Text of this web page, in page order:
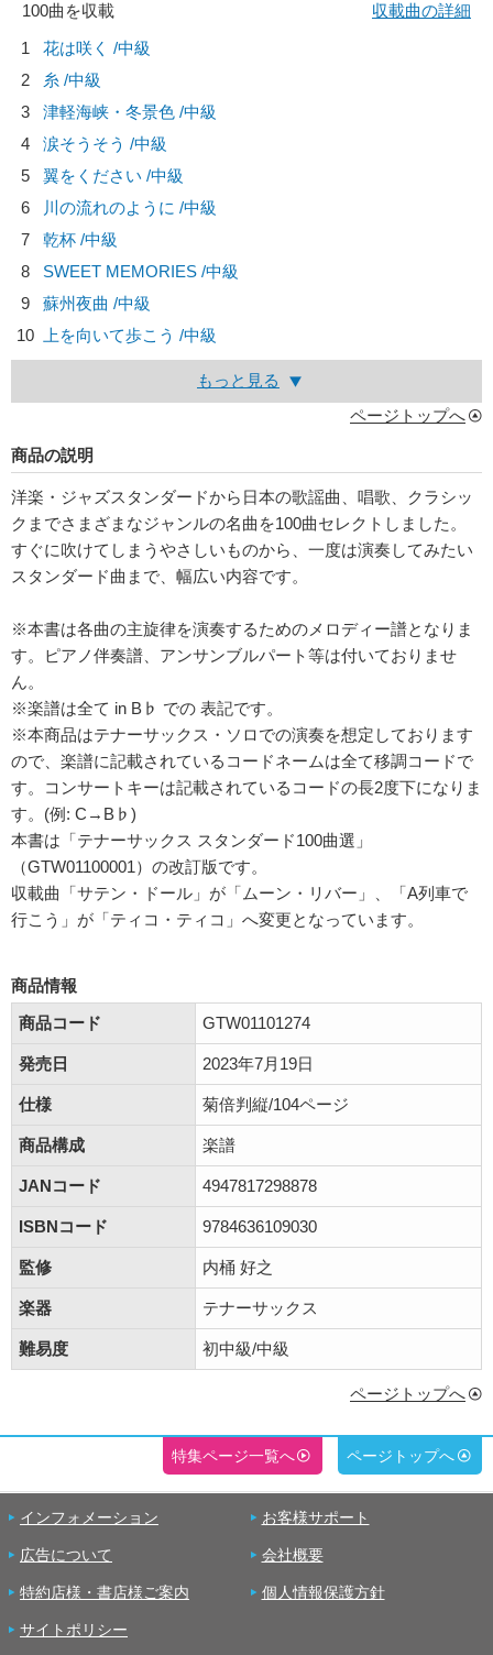
100曲を収載
収載曲の詳細
1
花は咲く /中級
2
糸 /中級
3
津軽海峡・冬景色 /中級
4
涙そうそう /中級
5
翼をください /中級
6
川の流れのように /中級
7
乾杯 /中級
8
SWEET MEMORIES /中級
9
蘇州夜曲 /中級
10
上を向いて歩こう /中級
もっと見る
ページトップへ
商品の説明
洋楽・ジャズスタンダードから日本の歌謡曲、唱歌、クラシッ
クまでさまざまなジャンルの名曲を100曲セレクトしました。
すぐに吹けてしまうやさしいものから、一度は演奏してみたい
スタンダード曲まで、幅広い内容です。
※本書は各曲の主旋律を演奏するためのメロディー譜となりま
す。ピアノ伴奏譜、アンサンブルパート等は付いておりませ
ん。
※楽譜は全て in B♭ での 表記です。
※本商品はテナーサックス・ソロでの演奏を想定しております
ので、楽譜に記載されているコードネームは全て移調コードで
す。コンサートキーは記載されているコードの長2度下になりま
す。(例: C→B♭)
本書は「テナーサックス スタンダード100曲選」
（GTW01100001）の改訂版です。
収載曲「サテン・ドール」が「ムーン・リバー」、「A列車で
行こう」が「ティコ・ティコ」へ変更となっています。
商品情報
商品コード
GTW01101274
発売日 2023年7月19日
仕様 菊倍判縦/104ページ
商品構成 楽譜
JANコード 4947817298878
ISBNコード 9784636109030
監修 内桶 好之
楽器 テナーサックス
難易度 初中級/中級
ページトップへ
特集ページ一覧へ ページトップへ
インフォメーション お客様サポート
広告について 会社概要
特約店様・書店様ご案内 個人情報保護方針
サイトポリシー